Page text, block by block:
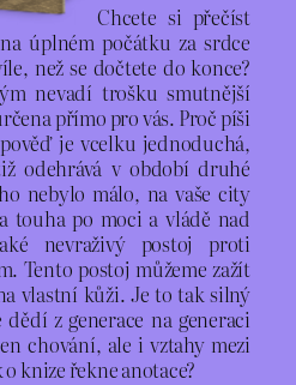
Chcete si přečíst
úplném počátku za srdce
než se dočtete do konce?
nevadí trošku smutnější
přímo pro vás. Proč píši
je vcelku jednoduchá,
odehrává v období druhé
nebylo málo, na vaše city
touha po moci a vládě nad
nevraživý postoj proti
Tento postoj můžeme zažít
vlastní kůži. Je to tak silný
z generace na generaci
chování, ale i vztahy mezi
knize řekne anotace?